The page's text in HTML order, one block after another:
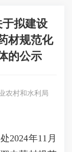
拟建设
材规范化
的公示
农村和水利局
年11月